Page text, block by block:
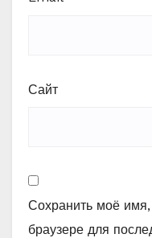
Сайт
Сохранить моё
браузере для